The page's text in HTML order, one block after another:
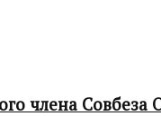
члена Совбеза